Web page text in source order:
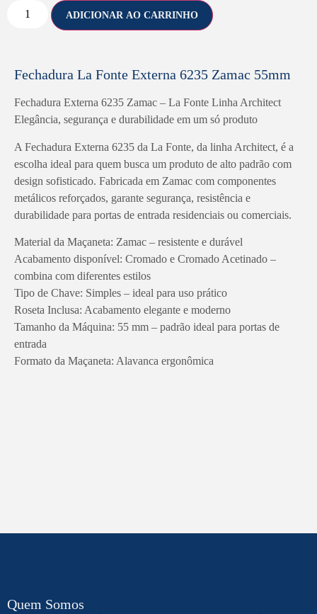
ADICIONAR AO CARRINHO
Fechadura La Fonte Externa 6235 Zamac 55mm
Fechadura Externa 6235 Zamac – La Fonte Linha Architect
Elegância, segurança e durabilidade em um só produto
A Fechadura Externa 6235 da La Fonte, da linha Architect, é a
escolha ideal para quem busca um produto de alto padrão com
design sofisticado. Fabricada em Zamac com componentes
metálicos reforçados, garante segurança, resistência e
durabilidade para portas de entrada residenciais ou comerciais.
Material da Maçaneta: Zamac – resistente e durável
Acabamento disponível: Cromado e Cromado Acetinado –
combina com diferentes estilos
Tipo de Chave: Simples – ideal para uso prático
Roseta Inclusa: Acabamento elegante e moderno
Tamanho da Máquina: 55 mm – padrão ideal para portas de
entrada
Formato da Maçaneta: Alavanca ergonômica
Quem Somos